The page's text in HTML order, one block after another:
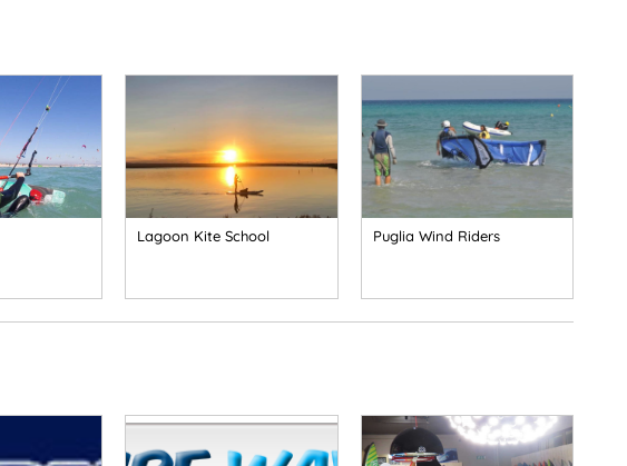
Lagoon Kite School Puglia Wind Riders